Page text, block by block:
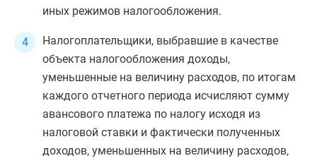
иных режимов налогообложения.
Налогоплательщики, выбравшие в качестве
объекта налогообложения доходы,
уменьшенные на величину расходов, по итогам
каждого отчетного периода исчисляют сумму
авансового платежа по налогу исходя из
налоговой ставки и фактически полученных
доходов, уменьшенных на величину расходов,